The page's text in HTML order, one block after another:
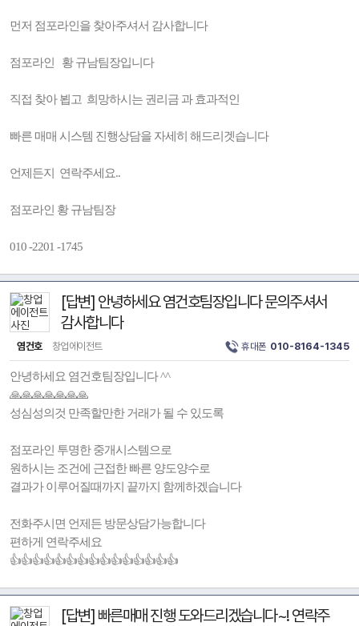
먼저 점포라인을 찾아주셔서 감사합니다
점포라인 황 규남팀장입니다
직접 찾아 뵙고 희망하시는 권리금 과 효과적인
빠른 매매 시스템 진행상담을 자세히 해드리겟습니다
언제든지 연락주세요..
점포라인 황 규남팀장
010 -2201 -1745
[답변] 안녕하세요 염건호팀장입니다 문의주셔서
감사합니다
염건호 창업에이전트 휴대폰 010-8164-1345
안녕하세요 염건호팀장입니다 ^^
🙏🙏🙏🙏🙏🙏🙏
성심성의것 만족할만한 거래가 될 수 있도록
점포라인 투명한 중개시스템으로
원하시는 조건에 근접한 빠른 양도양수로
결과가 이루어질때까지 끝까지 함께하겠습니다
전화주시면 언제든 방문상담가능합니다
편하게 연락주세요
👍👍👍👍👍👍👍👍👍👍👍👍👍👍👍
[답변] 빠른매매 진행 도와드리겠습니다~! 연락주